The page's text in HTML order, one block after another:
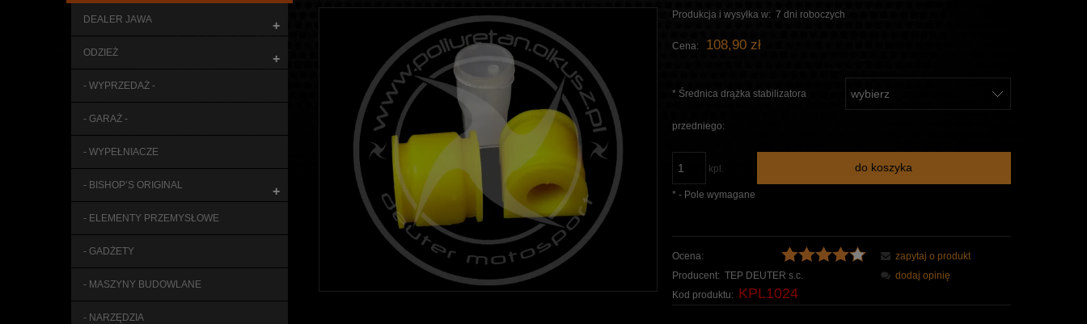
DEALER JAWA +
ODZIEŻ +
- WYPRZEDAŻ -
- GARAŻ -
- WYPEŁNIACZE
- BISHOP’S ORIGINAL +
- ELEMENTY PRZEMYSŁOWE
- GADŻETY
- MASZYNY BUDOWLANE
- NARZĘDZIA
Produkcja i wysyłka w: 7 dni roboczych
Cena: 108,90 zł
* Średnica drążka stabilizatora
przedniego:
kpl. do koszyka
* - Pole wymagane
Ocena:
Producent: TEP DEUTER s.c.
Kod produktu: KPL1024
zapytaj o produkt
dodaj opinię